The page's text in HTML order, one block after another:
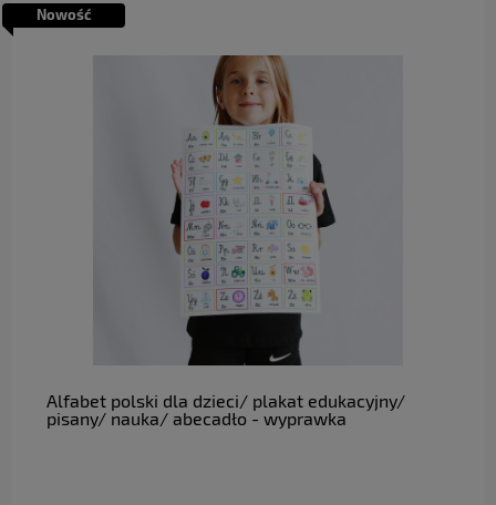
Alfabet polski dla dzieci/ plakat edukacyjny/
pisany/ nauka/ abecadło - wyprawka
Nowość